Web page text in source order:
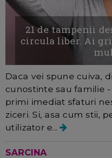
21 de tampenii
circula liber. Ai
Daca vei spune cuiva,
cunostinte sau familie
primi imediat sfaturi
ziceri. Si, asa cum stii,
utilizator e...
SARCINA